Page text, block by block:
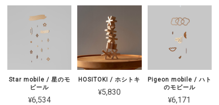
Star mobile / 星のモ
ビール
¥6,534
HOSITOKI / ホシトキ
¥5,830
Pigeon mobile / ハト
のモビール
¥6,171